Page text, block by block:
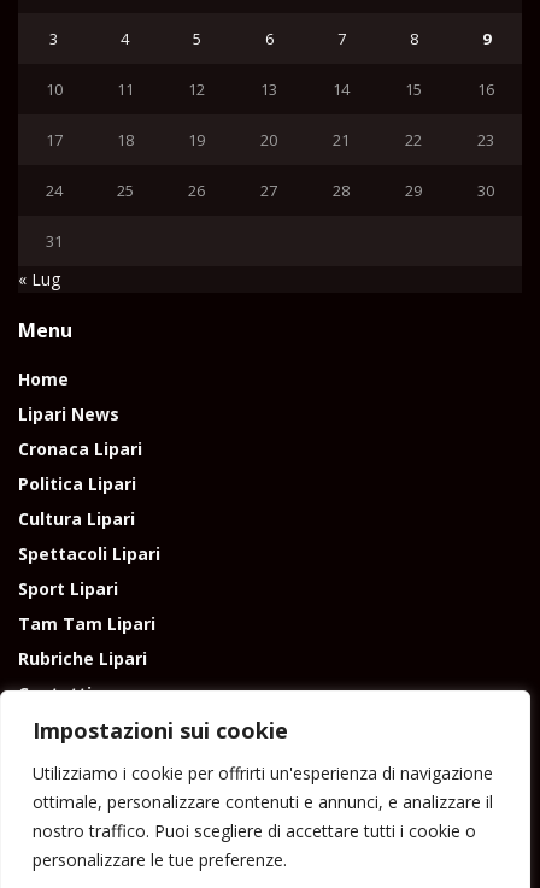
Impostazioni sui cookie
Utilizziamo i cookie per offrirti un'esperienza di navigazione
ottimale, personalizzare contenuti e annunci, e analizzare il
nostro traffico. Puoi scegliere di accettare tutti i cookie o
personalizzare le tue preferenze.
3 4 5 6 7 8 9
10 11 12 13 14 15 16
17 18 19 20 21 22 23
24 25 26 27 28 29 30
31
« Lug
Menu
Home
Lipari News
Cronaca Lipari
Politica Lipari
Cultura Lipari
Spettacoli Lipari
Sport Lipari
Tam Tam Lipari
Rubriche Lipari
Contatti
Direttore responsabile: Peppe Paino - Eolmedia, via Zinzolo, 20 - 980555 -
Lipari (Me) - Tel. 3924544698 e-mail: giornaledilipari@gmail.com -